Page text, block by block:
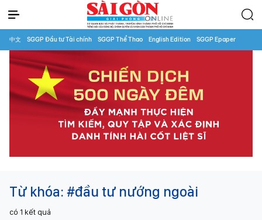
中文 SGGP Đầu tư Tài chính SGGP Thể Thao English Edition SGGP Epaper
Từ khóa: #đầu tư nướng ngoài
có 1 kết quả